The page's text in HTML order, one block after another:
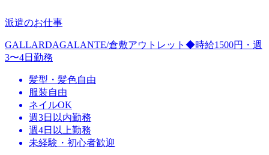
派遣のお仕事
GALLARDAGALANTE/倉敷アウトレット◆時給1500円・週
3〜4日勤務
髪型・髪色自由
服装自由
ネイルOK
週3日以内勤務
週4日以上勤務
未経験・初心者歓迎